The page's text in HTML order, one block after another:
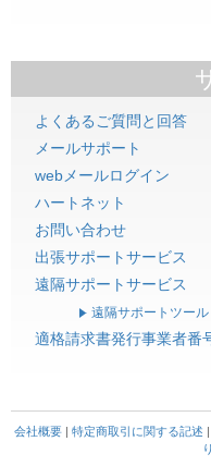
よくあるご質問と回答
メールサポート
webメールログイン
ハートネット
お問い合わせ
出張サポートサービス
遠隔サポートサービス
遠隔サポートツール
適格請求書発行事業者番
会社概要| 特定商取引に関する記述 |